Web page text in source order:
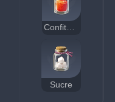
Confiture
Sucre